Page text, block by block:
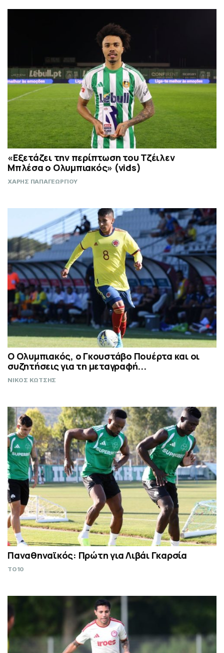
«Εξετάζει την περίπτωση του Τζέιλεν
Μπλέσα ο Ολυμπιακός» (vids)
ΧΑΡΗΣ ΠΑΠΑΓΕΩΡΓΙΟΥ
Ο Ολυμπιακός, ο Γκουστάβο Πουέρτα και οι
συζητήσεις για τη μεταγραφή...
ΝΙΚΟΣ ΚΩΤΣΗΣ
Παναθηναϊκός: Πρώτη για Λιβάι Γκαρσία
TO10